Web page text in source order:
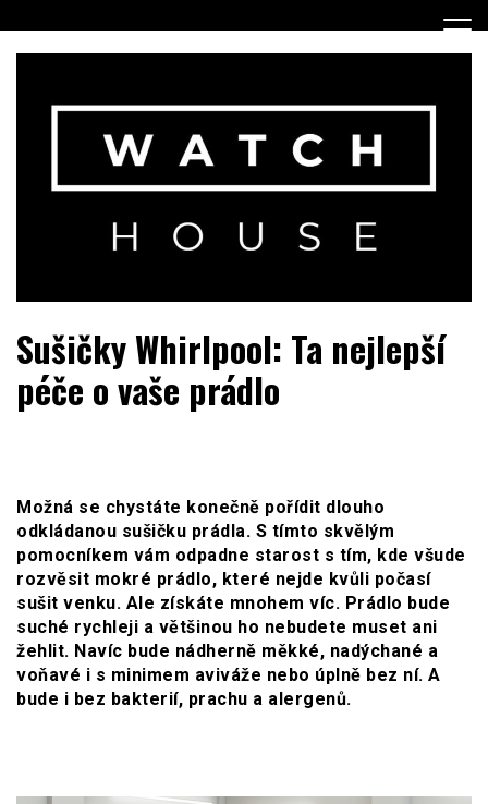
to
content
WatchHouse.cz
Sušičky Whirlpool: Ta nejlepší
péče o vaše prádlo
Možná se chystáte konečně pořídit dlouho
odkládanou sušičku prádla. S tímto skvělým
pomocníkem vám odpadne starost s tím, kde všude
rozvěsit mokré prádlo, které nejde kvůli počasí
sušit venku. Ale získáte mnohem víc. Prádlo bude
suché rychleji a většinou ho nebudete muset ani
žehlit. Navíc bude nádherně měkké, nadýchané a
voňavé i s minimem aviváže nebo úplně bez ní. A
bude i bez bakterií, prachu a alergenů.